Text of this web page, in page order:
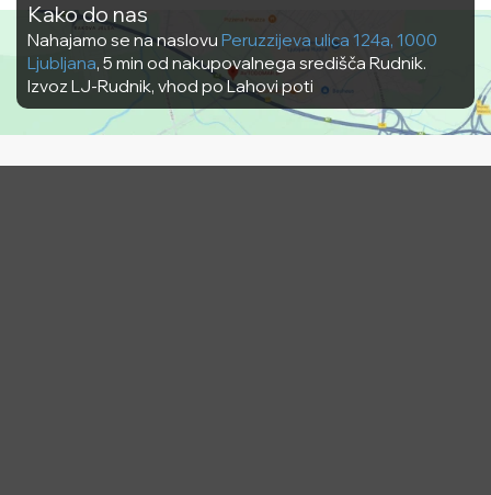
Kako do nas
Nahajamo se na naslovu Peruzzijeva ulica 124a, 1000
Ljubljana, 5 min od nakupovalnega središča Rudnik.
Izvoz LJ-Rudnik, vhod po Lahovi poti